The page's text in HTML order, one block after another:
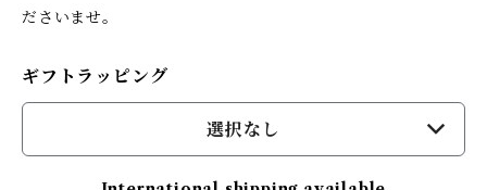
ださいませ。
ギフトラッピング
選択なし